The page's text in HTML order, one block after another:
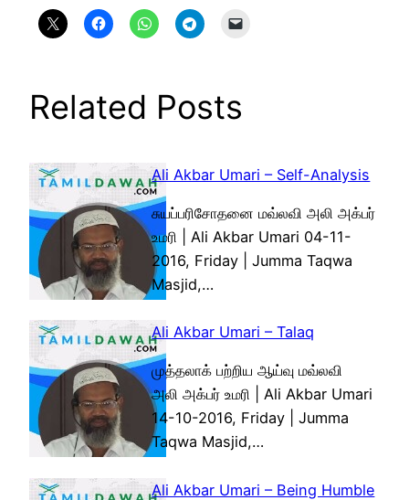
Related Posts
Ali Akbar Umari – Self-Analysis
சுயப்பரிசோதனை மவ்லவி அலி அக்பர்
உமரி | Ali Akbar Umari 04-11-
2016, Friday | Jumma Taqwa
Masjid,…
Ali Akbar Umari – Talaq
முத்தலாக் பற்றிய ஆய்வு மவ்லவி
அலி அக்பர் உமரி | Ali Akbar Umari
14-10-2016, Friday | Jumma
Taqwa Masjid,…
Ali Akbar Umari – Being Humble